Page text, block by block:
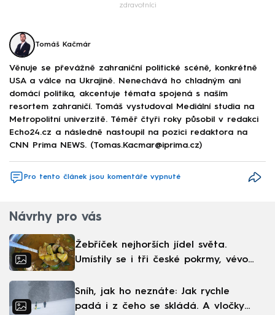
zdravotníci
Tomáš Kačmár
Věnuje se převážně zahraniční politické scéně, konkrétně
USA a válce na Ukrajině. Nenechává ho chladným ani
domácí politika, akcentuje témata spojená s naším
resortem zahraničí. Tomáš vystudoval Mediální studia na
Metropolitní univerzitě. Téměř čtyři roky působil v redakci
Echo24.cz a následně nastoupil na pozici redaktora na
CNN Prima NEWS. (Tomas.Kacmar@iprima.cz)
Pro tento článek jsou komentáře vypnuté
Návrhy pro vás
Žebříček nejhorších jídel světa.
Umístily se i tři české pokrmy, vévodí
Sníh, jak ho neznáte: Jak rychle
padá i z čeho se skládá. A vločky